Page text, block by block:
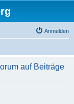
Anmelden
auf Beiträge